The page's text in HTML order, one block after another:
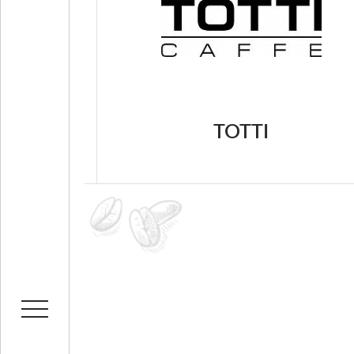
TOTTI